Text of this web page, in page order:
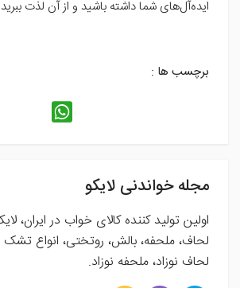
ایده‌آل‌های شما داشته باشید و از آن لذت
برچسب ها :
مجله خواندنی لایکو
اولین تولید کننده کالای خواب در ایران،
لحاف، ملحفه، بالش، روتختی، انواع
لحاف نوزاد، ملحفه نوزاد.